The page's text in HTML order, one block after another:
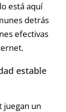
está aquí
detrás
efectivas
estable
juegan un